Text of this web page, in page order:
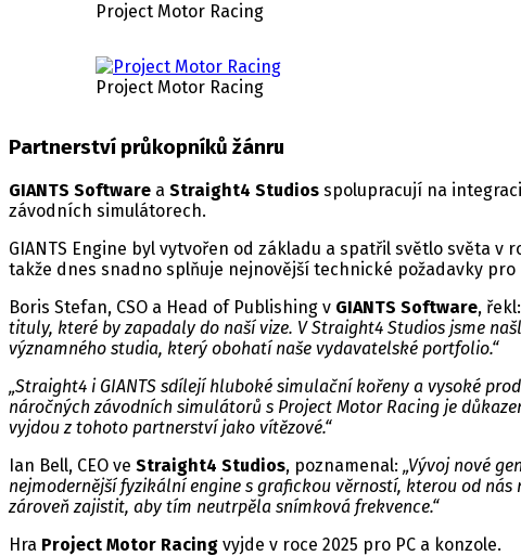
Project Motor Racing
Project Motor Racing
Partnerství průkopníků žánru
GIANTS Software a Straight4 Studios spolupracují na
závodních simulátorech.
GIANTS Engine byl vytvořen od základu a spatřil světlo světa
takže dnes snadno splňuje nejnovější technické požadavky pro
Boris Stefan, CSO a Head of Publishing v GIANTS Software, řekl:
tituly, které by zapadaly do naší vize. V Straight4 Studios jsme
významného studia, který obohatí naše vydavatelské portfolio.“
„Straight4 i GIANTS sdílejí hluboké simulační kořeny a vysoké
náročných závodních simulátorů s Project Motor Racing je
vyjdou z tohoto partnerství jako vítězové.“
Ian Bell, CEO ve Straight4 Studios, poznamenal: „Vývoj nové
nejmodernější fyzikální engine s grafickou věrností, kterou od
zároveň zajistit, aby tím neutrpěla snímková frekvence.“
Hra Project Motor Racing vyjde v roce 2025 pro PC a konzole.